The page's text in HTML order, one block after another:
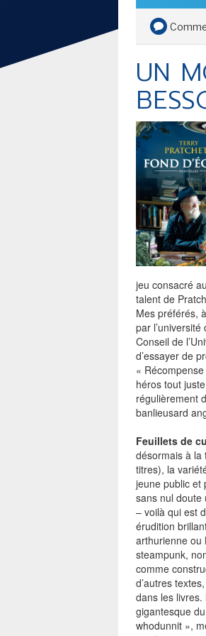
SECOND
DAN
PULPS
JEUNESSE
LIVRE
FILM
SÉRIE TV
En indiquant votre
recevoir des mails de
désinscrire à tout
désinscription.
UN
jeu consacré au
talent de
Mes préférés,
par
Conseil de
d’essayer de
«
héros tout
régulièrement
banlieusard
Feuillets de
désormais à la
titres), la
jeune public et
sans nul doute
– voilà qui est
érudition
arthurienne
steampunk,
comme
d’autres
dans les livres.
gigantesque
whodunnit »,